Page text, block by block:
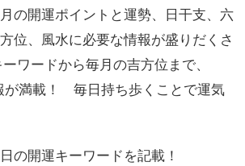
の開運ポイントと運勢、日干支、六
位、風水に必要な情報が盛りだくさ
ワードから毎月の吉方位まで、
が満載！ 毎日持ち歩くことで運気
の開運キーワードを記載！